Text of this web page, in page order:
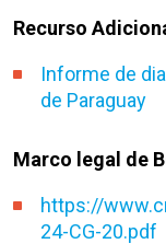
Recurso
Informe de
de Paraguay
Marco legal de
https://
24-CG-20.pdf